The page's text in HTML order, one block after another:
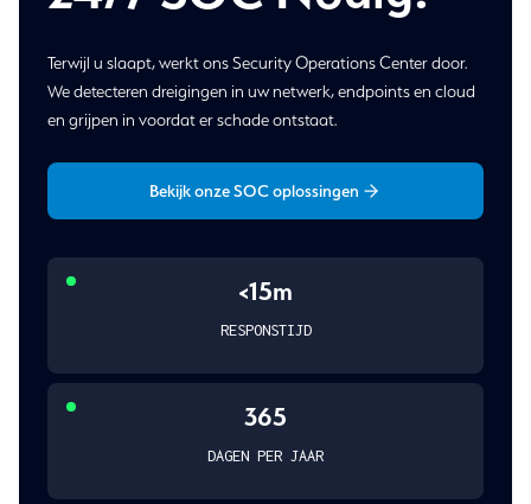
Terwijl u slaapt, werkt ons Security Operations Center door.
We detecteren dreigingen in uw netwerk, endpoints en cloud
en grijpen in voordat er schade ontstaat.
Bekijk onze SOC oplossingen
<15m
RESPONSTIJD
365
DAGEN PER JAAR